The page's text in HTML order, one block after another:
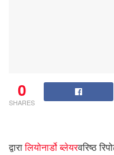
0
SHARES
द्वारालियोनार्डो ब्लेयरवरिष्ठ